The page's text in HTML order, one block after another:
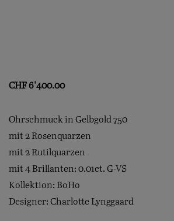
CHF 6'400.00
Ohrschmuck in Gelbgold 750
mit 2 Rosenquarzen
mit 2 Rutilquarzen
mit 4 Brillanten: 0.01ct. G-VS
Kollektion: BoHo
Designer: Charlotte Lynggaard